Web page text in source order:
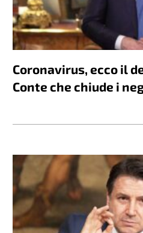
Coronavirus, ecco il
Conte che chiude i